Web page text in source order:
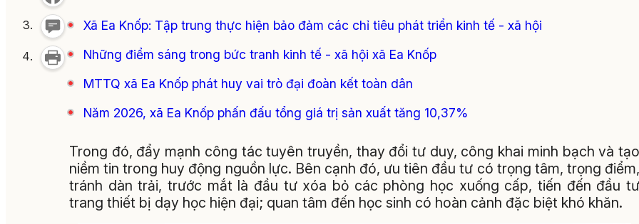
Xã Ea Knốp: Tập trung thực hiện bảo đảm các chỉ tiêu phát triển kinh tế - xã hội
Những điểm sáng trong bức tranh kinh tế - xã hội xã Ea Knốp
MTTQ xã Ea Knốp phát huy vai trò đại đoàn kết toàn dân
Năm 2026, xã Ea Knốp phấn đấu tổng giá trị sản xuất tăng 10,37%
Trong đó, đẩy mạnh công tác tuyên truyền, thay đổi tư duy, công khai minh bạch và tạo
niềm tin trong huy động nguồn lực. Bên cạnh đó, ưu tiên đầu tư có trọng tâm, trọng điểm,
tránh dàn trải, trước mắt là đầu tư xóa bỏ các phòng học xuống cấp, tiến đến đầu tư
trang thiết bị dạy học hiện đại; quan tâm đến học sinh có hoàn cảnh đặc biệt khó khăn.